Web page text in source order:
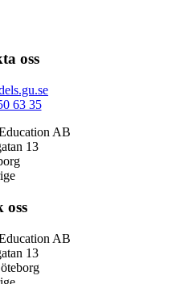
oss
63 35
AB
13
oss
AB
13